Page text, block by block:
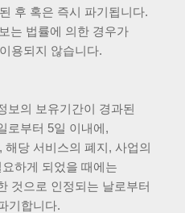
후 혹은 즉시 파기됩니다.
는 법률에 의한 경우가
용되지 않습니다.
보의 보유기간이 경과된
로부터 5일 이내에,
당 서비스의 폐지, 사업의
하게 되었을 때에는
것으로 인정되는 날로부터
기합니다.